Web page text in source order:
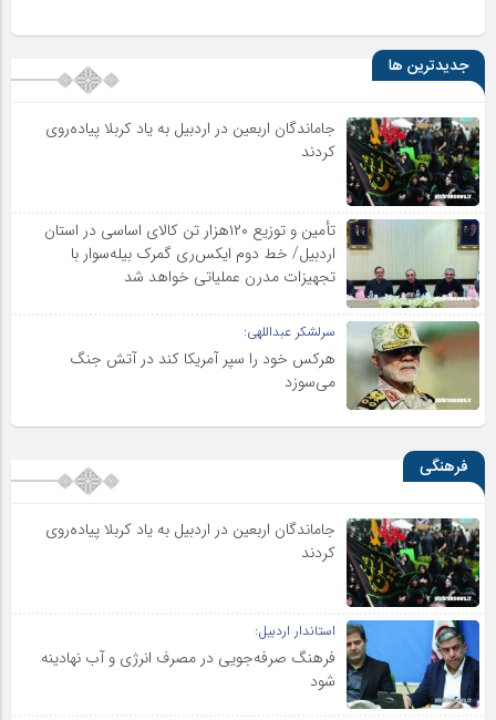
جدیدترین ها
جاماندگان اربعین در اردبیل به یاد کربلا پیاده‌روی
کردند
تأمین و توزیع ۱۲۰هزار تن کالای اساسی در استان
اردبیل/ خط دوم ایکس‌ری گمرک بیله‌سوار با
تجهیزات مدرن عملیاتی خواهد شد
سرلشکر عبداللهی:
هرکس خود را سپر آمریکا کند در آتش جنگ
می‌سوزد
فرهنگی
جاماندگان اربعین در اردبیل به یاد کربلا پیاده‌روی
کردند
استاندار اردبیل:
فرهنگ صرفه‌جویی در مصرف انرژی و آب نهادینه
شود